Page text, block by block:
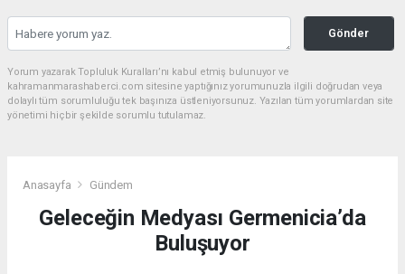
Gönder
Yorum yazarak Topluluk Kuralları’nı kabul etmiş bulunuyor ve
kahramanmarashaberci.com sitesine yaptığınız yorumunuzla ilgili doğrudan veya
dolaylı tüm sorumluluğu tek başınıza üstleniyorsunuz. Yazılan tüm yorumlardan site
yönetimi hiçbir şekilde sorumlu tutulamaz.
Anasayfa Gündem
Geleceğin Medyası Germenicia’da
Buluşuyor